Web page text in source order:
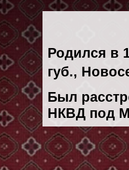
Родился в
губ.,
Был
НКВД под